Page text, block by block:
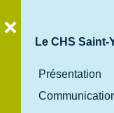
Le CHS Saint-
Présentation